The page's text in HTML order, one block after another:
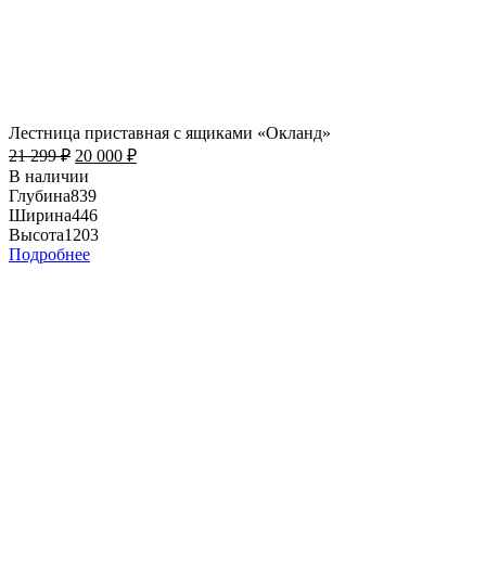
Лестница приставная с ящиками «Окланд»
21 299₽ 20 000 ₽
В наличии
Глубина839
Ширина446
Высота1203
Подробнее